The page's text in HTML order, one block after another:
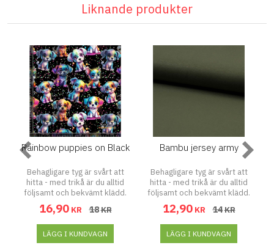
Liknande produkter
Rainbow puppies on Black
Behagligare tyg är svårt att
hitta - med trikå är du alltid
följsamt och bekvämt klädd.
Trikå, även kallat jersey är en
stickning som ger materialet
en töjbar och flexibel effekt.
Detta ger trikån extra trevliga
egenskaper såsom lättskött,
16,90 KR 18KR
LÄGG I KUNDVAGN
Bambu jersey army
Behagligare tyg är svårt att
hitta - med trikå är du alltid
följsamt och bekvämt klädd.
Med trikåtyg i bambu får man
ett fint, tungt och följsamt tyg
som passar till kjolar, tunikor
och klänningar. Toppar, T-
shirtar och klänningar av
12,90 KR 14KR
LÄGG I KUNDVAGN